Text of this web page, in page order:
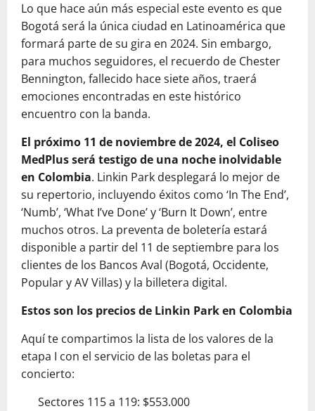
Lo que hace aún más especial este evento es que
Bogotá será la única ciudad en Latinoamérica que
formará parte de su gira en 2024. Sin embargo,
para muchos seguidores, el recuerdo de Chester
Bennington, fallecido hace siete años, traerá
emociones encontradas en este histórico
encuentro con la banda.
El próximo 11 de noviembre de 2024, el Coliseo
MedPlus será testigo de una noche inolvidable
en Colombia. Linkin Park desplegará lo mejor de
su repertorio, incluyendo éxitos como ‘In The End’,
‘Numb’, ‘What I’ve Done’ y ‘Burn It Down’, entre
muchos otros. La preventa de boletería estará
disponible a partir del 11 de septiembre para los
clientes de los Bancos Aval (Bogotá, Occidente,
Popular y AV Villas) y la billetera digital.
Estos son los precios de Linkin Park en Colombia
Aquí te compartimos la lista de los valores de la
etapa I con el servicio de las boletas para el
concierto:
Sectores 115 a 119: $553.000